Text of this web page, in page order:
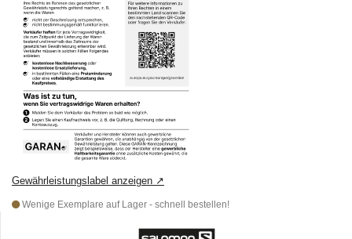
Gewährleistungslabel anzeigen ↗
Wenige Exemplare auf Lager - schnell bestellen!